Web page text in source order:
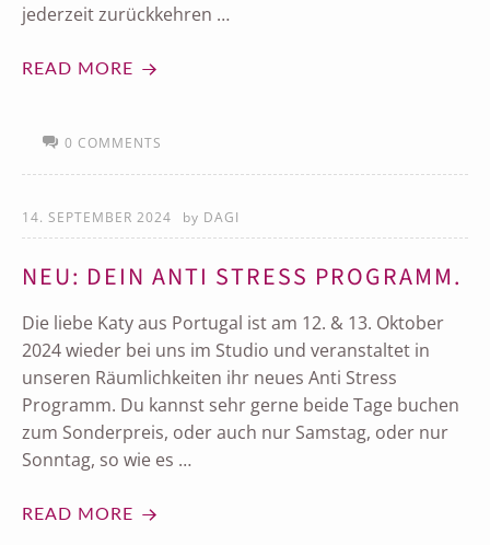
jederzeit zurückkehren …
READ MORE
0 COMMENTS
14. SEPTEMBER 2024 by DAGI
NEU: DEIN ANTI STRESS PROGRAMM.
Die liebe Katy aus Portugal ist am 12. & 13. Oktober
2024 wieder bei uns im Studio und veranstaltet in
unseren Räumlichkeiten ihr neues Anti Stress
Programm. Du kannst sehr gerne beide Tage buchen
zum Sonderpreis, oder auch nur Samstag, oder nur
Sonntag, so wie es …
READ MORE